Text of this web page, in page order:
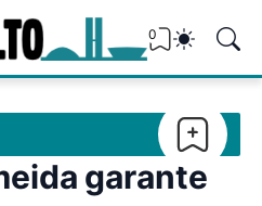
0
garante